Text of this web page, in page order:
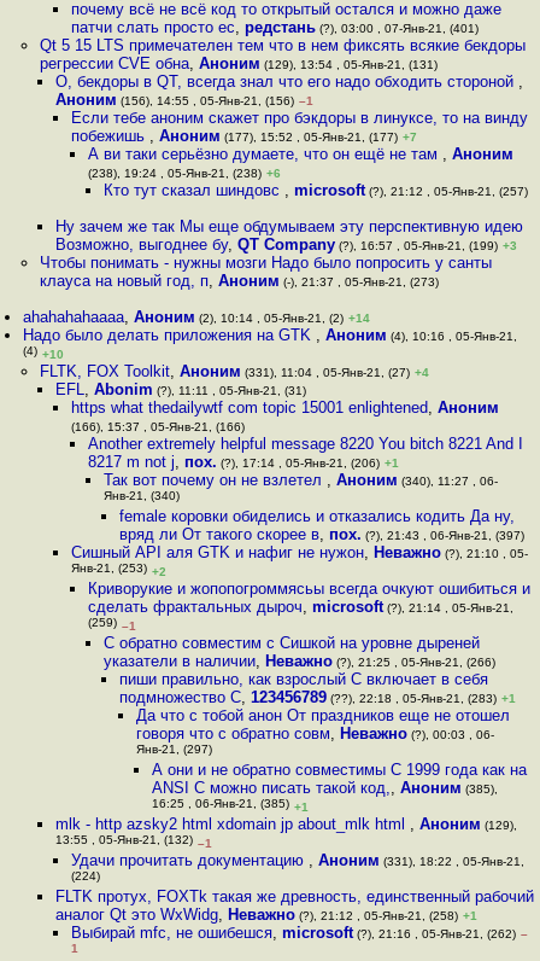
почему всё не всё код то открытый остался и можно даже
патчи слать просто ес,редстань (?), 03:00 , 07-Янв-21, (401)
Qt 5 15 LTS примечателен тем что в нем фиксять всякие бекдоры
регрессии CVE обна, Аноним (129), 13:54 , 05-Янв-21, (131)
О, бекдоры в QT, всегда знал что его надо обходить стороной ,
Аноним (156), 14:55 , 05-Янв-21, (156) –1
Если тебе аноним скажет про бэкдоры в линуксе, то на винду
побежишь ,Аноним (177), 15:52 , 05-Янв-21, (177) +7
А ви таки серьёзно думаете, что он ещё не там , Аноним
(238), 19:24 , 05-Янв-21, (238) +6
Кто тут сказал шиндовс , microsoft(?), 21:12 , 05-Янв-21, (257)
Ну зачем же так Мы еще обдумываем эту перспективную идею
Возможно, выгоднее бу, QT Company(?), 16:57 , 05-Янв-21, (199) +3
Чтобы понимать - нужны мозги Надо было попросить у санты
клауса на новый год, п, Аноним (-), 21:37 , 05-Янв-21, (273)
ahahahahaaaa,Аноним (2), 10:14 , 05-Янв-21, (2) +14
Надо было делать приложения на GTK ,Аноним (4), 10:16 , 05-Янв-21,
(4) +10
FLTK, FOX Toolkit, Аноним (331), 11:04 , 05-Янв-21, (27) +4
EFL, Abonim (?), 11:11 , 05-Янв-21, (31)
https what thedailywtf com topic 15001 enlightened,Аноним
(166), 15:37 , 05-Янв-21, (166)
Another extremely helpful message 8220 You bitch 8221 And I
8217 m not j, пох. (?), 17:14 , 05-Янв-21, (206) +1
Так вот почему он не взлетел , Аноним (340), 11:27 , 06-
Янв-21, (340)
female коровки обиделись и отказались кодить Да ну,
вряд ли От такого скорее в, пох. (?), 21:43 , 06-Янв-21, (397)
Сишный API аля GTK и нафиг не нужон, Неважно (?), 21:10 , 05-
Янв-21, (253) +2
Криворукие и жопопогроммясьы всегда очкуют ошибиться и
сделать фрактальных дыроч, microsoft(?), 21:14 , 05-Янв-21,
(259) –1
C обратно совместим с Сишкой на уровне дыреней
указатели в наличии, Неважно(?), 21:25 , 05-Янв-21, (266)
пиши правильно, как взрослый C включает в себя
подмножество C,123456789 (??), 22:18 , 05-Янв-21, (283) +1
Да что с тобой анон От праздников еще не отошел
говоря что c обратно совм, Неважно(?), 00:03 , 06-
Янв-21, (297)
А они и не обратно совместимы С 1999 года как на
ANSI C можно писать такой код,, Аноним (385),
16:25 , 06-Янв-21, (385) +1
mlk - http azsky2 html xdomain jp about_mlk html , Аноним (129),
13:55 , 05-Янв-21, (132) –1
Удачи прочитать документацию ,Аноним (331), 18:22 , 05-Янв-21,
(224)
FLTK протух, FOXTk такая же древность, единственный рабочий
аналог Qt это WxWidg, Неважно(?), 21:12 , 05-Янв-21, (258) +1
Выбирай mfc, не ошибешся,microsoft (?), 21:16 , 05-Янв-21, (262) –
1